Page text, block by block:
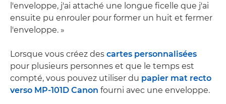
l'enveloppe, j'ai attaché une longue ficelle que j'ai
ensuite pu enrouler pour former un huit et fermer
l'enveloppe. »
Lorsque vous créez des cartes personnalisées
pour plusieurs personnes et que le temps est
compté, vous pouvez utiliser du papier mat recto
verso MP-101D Canon fourni avec une enveloppe.